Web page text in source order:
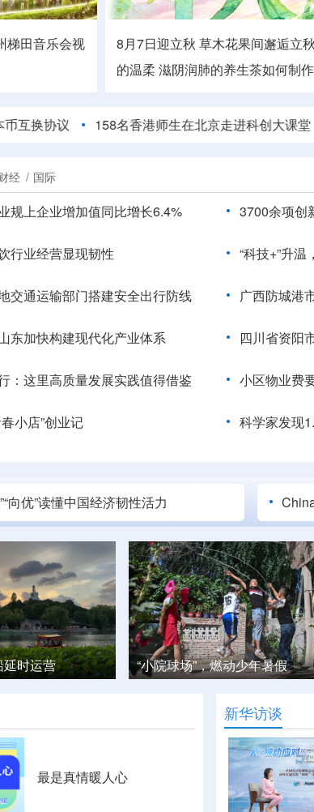
梯田音乐会视
8月7日迎立秋 草木花果间邂逅立秋
的温柔 滋阴润肺的养生茶如何制作
158名香港师生在北京走进科创大课堂 科学
经 国际
规上企业增加值同比增长6.4%
行业经营显现韧性
交通运输部门搭建安全出行防线
东加快构建现代化产业体系
：这里高质量发展实践值得借鉴
小店”创业记
3700余项创
“科技+”升
广西防城港
四川省资阳
小区物业费
科学家发现
向优”读懂中国经济韧性活力
假 四川九寨沟：避暑入境游“热”
最是真情暖人心
新华访谈